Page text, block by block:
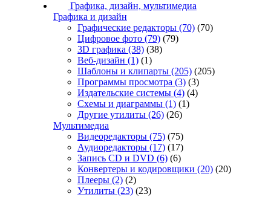
Графика, дизайн, мультимедиа
Графика и дизайн
Графические редакторы (70) (70)
Цифровое фото (79) (79)
3D графика (38) (38)
Веб-дизайн (1) (1)
Шаблоны и клипарты (205) (205)
Программы просмотра (3) (3)
Издательские системы (4) (4)
Схемы и диаграммы (1) (1)
Другие утилиты (26) (26)
Мультимедиа
Видеоредакторы (75) (75)
Аудиоредакторы (17) (17)
Запись CD и DVD (6) (6)
Конвертеры и кодировщики (20) (20)
Плееры (2) (2)
Утилиты (23) (23)